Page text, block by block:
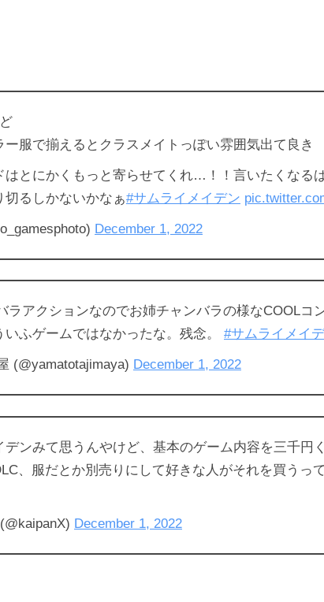
ー服で揃えるとクラスメイトっぽい雰囲気出て良き
はとにかくもっと寄らせてくれ…！！言いたくなる
切るしかないかなぁ#サムライメイデン
December 1, 2022
ラアクションなのでお姉チャンバラの様なCOOLコ
いふゲームではなかったな。残念。 #サムライメイ
(@yamatotajimaya) December 1, 2022
デンみて思うんやけど、基本のゲーム内容を三千円
、服だとか別売りにして好きな人がそれを買うっ
December 1, 2022